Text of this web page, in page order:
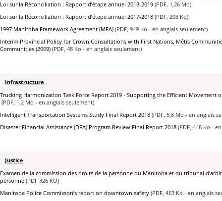
Loi sur la Réconciliation : Rapport d’étape annuel 2018-2019 (PDF, 1,26 Mo)
Loi sur la Réconciliation : Rapport d’étape annuel 2017-2018 (PDF, 203 Ko)
1997 Manitoba Framework Agreement (MFA) (PDF, 949 Ko - en anglais seulement)
Interim Provincial Policy for Crown Consultations with First Nations, Métis
Communities (2009) (PDF, 48 Ko - en anglais seulement)
Infrastructure
Trucking Harmonization Task Force Report 2019 - Supporting the Efficient Movement
(PDF, 1,2 Mo - en anglais seulement)
Intelligent Transportation Systems Study Final Report 2018 (PDF, 5,8 Mo - en anglais
Disaster Financial Assistance (DFA) Program Review Final Report 2018 (PDF, 448 Ko -
Justice
Examen de la commission des droits de la personne du Manitoba et du tribunal
personne (PDF 326 KO)
Manitoba Police Commisson’s report on downtown safety (PDF, 463 Ko - en anglais